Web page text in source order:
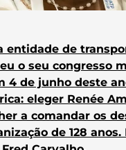
entidade de
o seu congresso
4 de junho deste
eleger Renée
a comandar os
de 128